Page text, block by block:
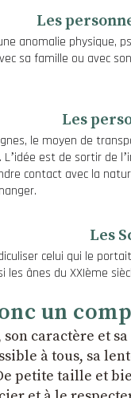
Les
anomalie
sa famille ou avec
Les
le moyen de
est de sortir
contact avec la
Les
celui qui le
ânes du XXIème
un
son caractère
à tous, sa
petite taille et